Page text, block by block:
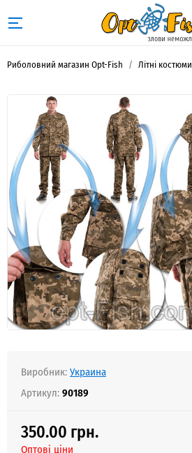
Риболовний магазин Opt-Fish Літні костюми
Виробник:Украина
Артикул:90189
350.00 грн.
Оптові ціни